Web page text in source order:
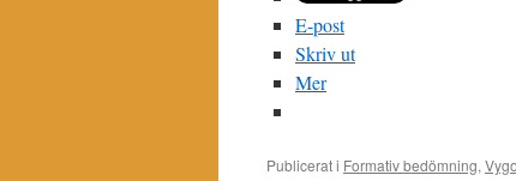
E-post
Skriv ut
Mer
Publicerat i Formativ bedömning,